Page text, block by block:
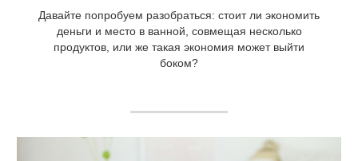
Давайте попробуем разобраться: стоит ли экономить
деньги и место в ванной, совмещая несколько
продуктов, или же такая экономия может выйти
боком?